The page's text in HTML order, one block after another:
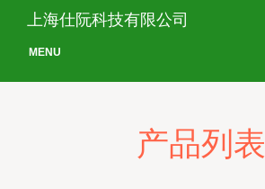
上海仕阮科技有限公司
MENU
产品列表